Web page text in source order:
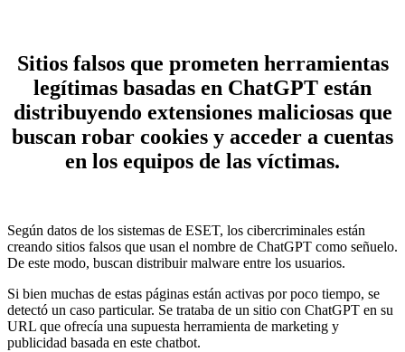
Sitios falsos que prometen herramientas
legítimas basadas en ChatGPT están
distribuyendo extensiones maliciosas que
buscan robar cookies y acceder a cuentas
en los equipos de las víctimas.
Según datos de los sistemas de ESET, los cibercriminales están
creando sitios falsos que usan el nombre de ChatGPT como señuelo.
De este modo, buscan distribuir malware entre los usuarios.
Si bien muchas de estas páginas están activas por poco tiempo, se
detectó un caso particular. Se trataba de un sitio con ChatGPT en su
URL que ofrecía una supuesta herramienta de marketing y
publicidad basada en este chatbot.